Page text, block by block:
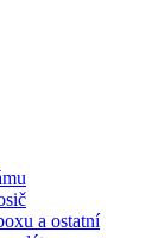
a ostatní